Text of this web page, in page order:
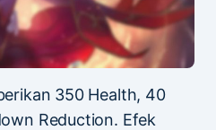
350 Health, 40
Reduction. Efek